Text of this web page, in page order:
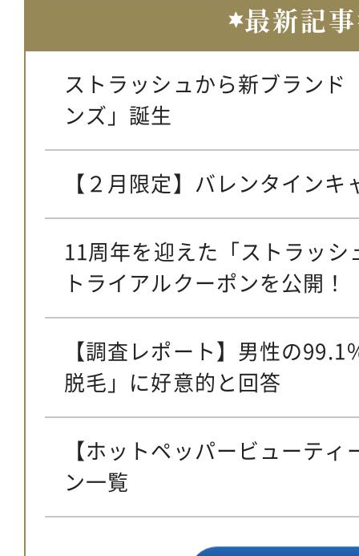
最新記事
ストラッシュから新ブランド
ンズ」誕生
【２月限定】バレンタイン
11周年を迎えた「ストラッ
トライアルクーポンを公開！
【調査レポート】男性の
脱毛」に好意的と回答
【ホットペッパービューテ
ン一覧